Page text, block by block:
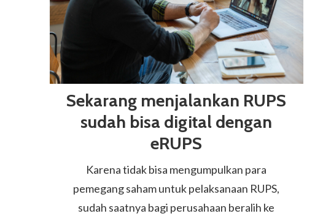
Sekarang menjalankan RUPS
sudah bisa digital dengan
eRUPS
Karena tidak bisa mengumpulkan para
pemegang saham untuk pelaksanaan RUPS,
sudah saatnya bagi perusahaan beralih ke